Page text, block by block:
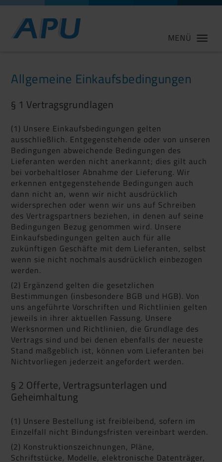
MENÜ
Allgemeine Einkaufsbedingungen
§ 1 Vertragsgrundlagen
(1) Unsere Einkaufsbedingungen gelten
ausschließlich. Entgegenstehende oder von unseren
Bedingungen abweichende Bedingungen des
Lieferanten werden nicht anerkannt; dies gilt auch
bei vorbehaltloser Abnahme der Lieferung. Wir
erkennen entgegenstehende Bedingungen auch
dann nicht an, wenn wir nicht ausdrücklich
widersprechen oder wenn wir uns auf Schreiben
des Vertragspartners beziehen, in denen auf seine
Bedingungen Bezug genommen wird. Unsere
Einkaufsbedingungen gelten auch für alle
zukünftigen Geschäfte mit dem Lieferanten, selbst
wenn sie nicht nochmals ausdrücklich einbezogen
werden.
(2) Ergänzend gelten die gesetzlichen
Bestimmungen (insbesondere BGB und HGB). Von
uns angeführte Vorschriften und Richtlinien gelten
jeweils in ihrer aktuellen Fassung. Unsere
Werksnormen und Richtlinien, die Grundlage des
Vertrags sind und bei denen ebenfalls der neueste
Stand maßgeblich ist, können vom Lieferanten bei
Nichtvorliegen jederzeit angefordert werden.
§ 2 Offerte, Vertragsunterlagen und
Geheimhaltung
(1) Unsere Bestellung ist freibleibend, sofern im
Einzelfall nicht Bindungsfristen vereinbart werden.
(2) Konstruktionszeichnungen, Pläne,
Schriftstücke, Modelle, elektronische Datenträger,